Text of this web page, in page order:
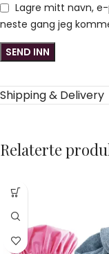
Lagre mitt navn,
neste gang jeg
Shipping & Delivery
Relaterte